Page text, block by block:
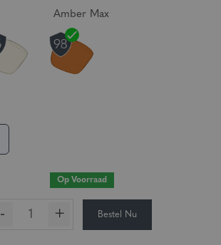
Amber Max
Op Voorraad
- + Bestel Nu